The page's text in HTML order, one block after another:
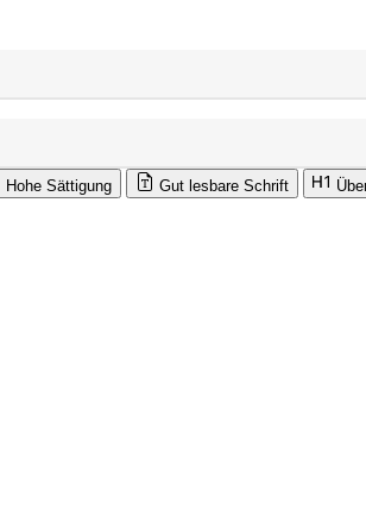
Hohe Sättigung Gut lesbare Schrift